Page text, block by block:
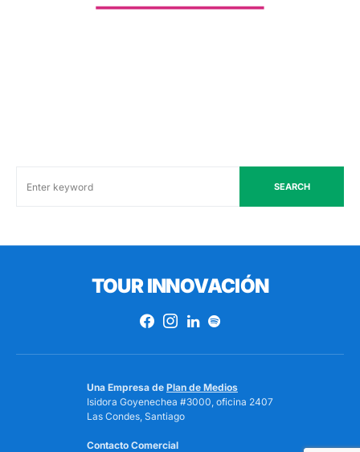
SEARCH
TOUR INNOVACIÓN
Una Empresa de Plan de Medios
Isidora Goyenechea #3000, oficina 2407
Las Condes, Santiago
Contacto Comercial